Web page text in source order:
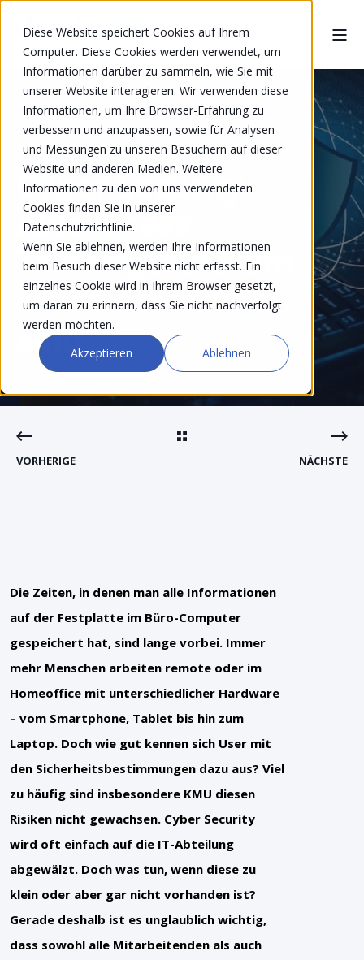
Diese Website speichert Cookies auf Ihrem
Computer. Diese Cookies werden verwendet, um
Informationen darüber zu sammeln, wie Sie mit
unserer Website interagieren. Wir verwenden diese
Informationen, um Ihre Browser-Erfahrung zu
verbessern und anzupassen, sowie für Analysen
und Messungen zu unseren Besuchern auf dieser
Website und anderen Medien. Weitere
Informationen zu den von uns verwendeten
Cookies finden Sie in unserer
Datenschutzrichtlinie.
Wenn Sie ablehnen, werden Ihre Informationen
beim Besuch dieser Website nicht erfasst. Ein
einzelnes Cookie wird in Ihrem Browser gesetzt,
um daran zu erinnern, dass Sie nicht nachverfolgt
werden möchten.
Akzeptieren
Ablehnen
MICHAEL FREULER AUG 2, 2022 7:30:00 AM
Cyber Security
Awareness
Trainings: Warum
sie so essenziell
sind
VORHERIGE NÄCHSTE
Die Zeiten, in denen man alle Informationen
auf der Festplatte im Büro-Computer
gespeichert hat, sind lange vorbei. Immer
mehr Menschen arbeiten remote oder im
Homeoffice mit unterschiedlicher Hardware
– vom Smartphone, Tablet bis hin zum
Laptop. Doch wie gut kennen sich User mit
den Sicherheitsbestimmungen dazu aus? Viel
zu häufig sind insbesondere KMU diesen
Risiken nicht gewachsen. Cyber Security
wird oft einfach auf die IT-Abteilung
abgewälzt. Doch was tun, wenn diese zu
klein oder aber gar nicht vorhanden ist?
Gerade deshalb ist es unglaublich wichtig,
dass sowohl alle Mitarbeitenden als auch